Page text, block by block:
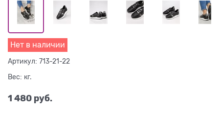
Нет в наличии
Артикул: 713-21-22
Вес: кг.
1 480 руб.